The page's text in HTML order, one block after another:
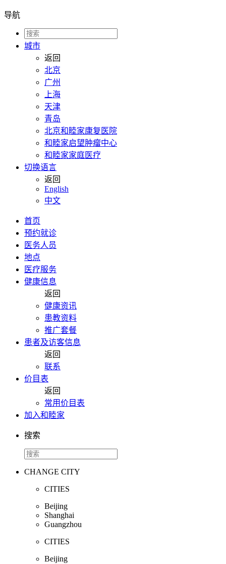
导航
城市
返回
北京
广州
上海
天津
青岛
北京和睦家康复医院
和睦家启望肿瘤中心
和睦家家庭医疗
切换语言
返回
English
中文
首页
预约就诊
医务人员
地点
医疗服务
健康信息
返回
健康资讯
患教资料
推广套餐
患者及访客信息
返回
联系
价目表
返回
常用价目表
加入和睦家
搜索
CHANGE CITY
CITIES
Beijing
Shanghai
Guangzhou
CITIES
Beijing